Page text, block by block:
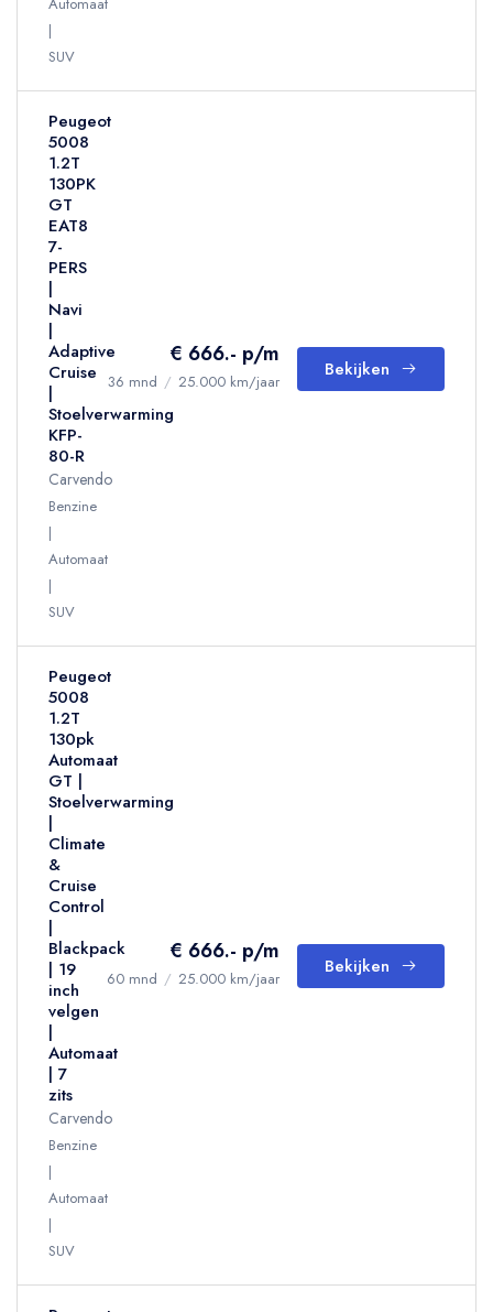
SUV
Peugeot
5008
1.2T
130PK
GT
EAT8
7-
PERS
|
Navi
|
Adaptive
Cruise
|
Stoelverwarming
KFP-
80-R
Carvendo
Benzine
Automaat
SUV
€ 666.- p/m
36 mnd / 25.000 km/jaar
Bekijken
Peugeot
5008
1.2T
130pk
Automaat
GT |
Stoelverwarming
|
Climate
&
Cruise
Control
|
Blackpack
| 19
inch
velgen
|
Automaat
| 7
zits
Carvendo
Benzine
Automaat
SUV
€ 666.- p/m
60 mnd / 25.000 km/jaar
Bekijken